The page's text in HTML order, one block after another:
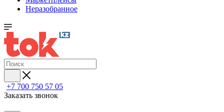
Неразобранное
+7 700 750 57 05
Заказать звонок